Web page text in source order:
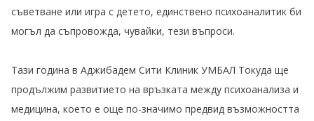
съветване или игра с детето, единствено психоаналитик би
могъл да съпровожда, чувайки, тези въпроси.
Тази година в Аджибадем Сити Клиник УМБАЛ Токуда ще
продължим развитието на връзката между психоанализа и
медицина, което е още по-значимо предвид възможността